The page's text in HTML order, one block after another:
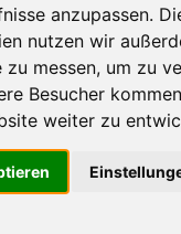
anzupassen.
nutzen wir
zu messen, um zu
Besucher
weiter zu
Sie einen
uns gern eine